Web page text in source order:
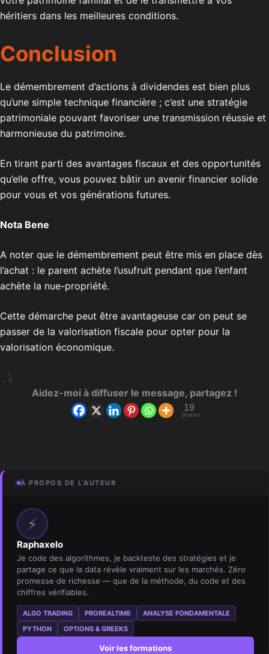
héritiers dans les meilleures conditions.
Conclusion
Le démembrement d’actions à dividendes est bien plus
qu’une simple technique financière ; c’est une stratégie
patrimoniale pouvant favoriser une transmission réussie et
harmonieuse du patrimoine.
En tirant parti des avantages fiscaux et des opportunités
qu’elle offre, vous pouvez bâtir un avenir financier solide
pour vous et vos générations futures.
Nota Bene
A noter que le démembrement peut être mis en place dès
l’achat : le parent achète l’usufruit pendant que l’enfant
achète la nue-propriété.
Cette démarche peut être avantageuse car on peut se
passer de la valorisation fiscale pour opter pour la
valorisation économique.
Aidez-moi à diffuser le message, partagez !
19
Shares
À PROPOS DE L'AUTEUR
⚡
Raphaxelo
Je code des algorithmes, je backteste des stratégies et je
partage ce que la data révèle vraiment sur les marchés. Zéro
promesse de richesse — que de la méthode, du code et des
chiffres vérifiables.
ALGO TRADING PROREALTIME
ANALYSE FONDAMENTALE
PYTHON
OPTIONS & GREEKS
Voir les formations